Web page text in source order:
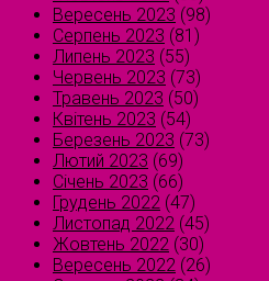
Вересень 2023 (98)
Серпень 2023 (81)
Липень 2023 (55)
Червень 2023 (73)
Травень 2023 (50)
Квітень 2023 (54)
Березень 2023 (73)
Лютий 2023 (69)
Січень 2023 (66)
Грудень 2022 (47)
Листопад 2022 (45)
Жовтень 2022 (30)
Вересень 2022 (26)